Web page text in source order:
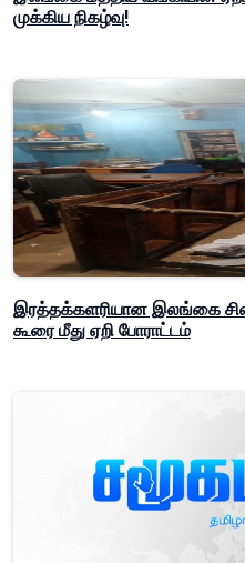
முக்கிய நிகழ்வு!
இரத்தக்களரியான இலங்கை
கூரை மீது ஏறி போராட்டம்